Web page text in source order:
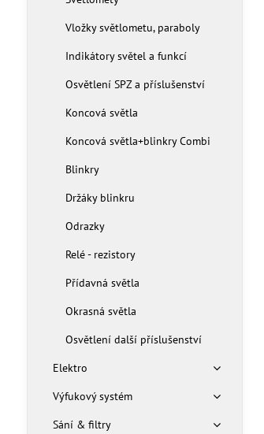
Vložky světlometu, paraboly
Indikátory světel a funkcí
Osvětlení SPZ a příslušenství
Koncová světla
Koncová světla+blinkry Combi
Blinkry
Držáky blinkru
Odrazky
Relé - rezistory
Přídavná světla
Okrasná světla
Osvětlení další příslušenství
Elektro
Výfukový systém
Sání & filtry